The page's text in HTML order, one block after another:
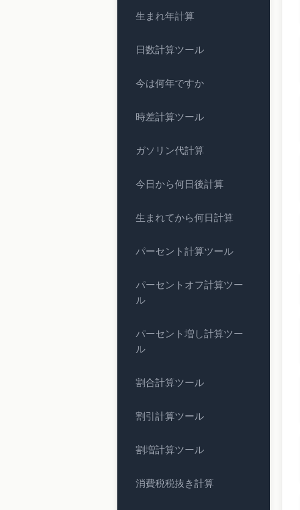
生まれ年計算
日数計算ツール
今は何年ですか
時差計算ツール
ガソリン代計算
今日から何日後計算
生まれてから何日計算
パーセント計算ツール
パーセントオフ計算ツー
ル
パーセント増し計算ツー
ル
割合計算ツール
割引計算ツール
割増計算ツール
消費税税抜き計算